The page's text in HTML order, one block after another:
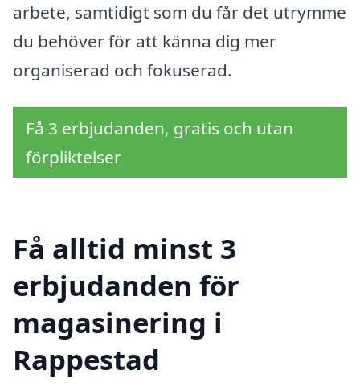
arbete, samtidigt som du får det utrymme
du behöver för att känna dig mer
organiserad och fokuserad.
Få 3 erbjudanden, gratis och utan
förpliktelser
Få alltid minst 3
erbjudanden för
magasinering i
Rappestad